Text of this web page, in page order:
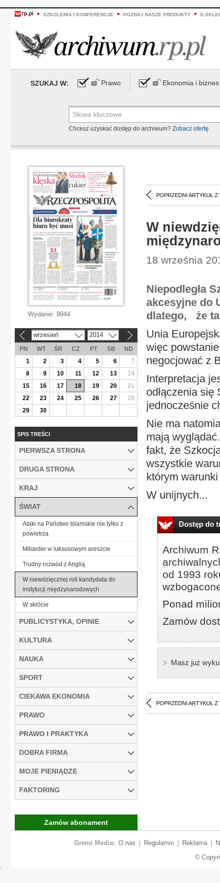
SZKOLENIA I KONFERENCJE POZNAJ NASZE PRODUKTY E-
SZUKAJ W: Prawo Ekonomia i biznes
Chcesz uzyskać dostęp do archiwum? Zobacz ofertę
POPRZEDNI ARTYKUŁ Z
W
18 września
Niepodległa
akcesyjne do
dlatego, że
Unia
więc
negocjować z
Interpretacja
odłączenia
jednocześnie
Nie ma
mają
fakt, że
wszystkie
którym
W unijnych...
Dostęp do
Archiwum
od 1993
Ponad
Zamów
Masz już
POPRZEDNI ARTYKUŁ Z
Wydanie: 9944
wrzesień 2014
PN WT ŚR CZ PT SB
ND
1
2 3 4 5 6
7
8
9 10 11 12 13
14
15
16 17 18 19 20
21
22
23 24 25 26 27
28
29
30
SPIS TREŚCI
PIERWSZA STRONA
DRUGA STRONA
KRAJ
ŚWIAT
Ataki na Państwo Islamskie nie tylko z
powietrza
Miliarder w luksusowym areszcie
Trudny rozwód z Anglią
W niewdzięcznej roli kandydata do
instytucji międzynarodowych
W skrócie
PUBLICYSTYKA, OPINIE
KULTURA
NAUKA
SPORT
CIEKAWA EKONOMIA
PRAWO
PRAWO I PRAKTYKA
DOBRA FIRMA
MOJE PIENIĄDZE
FAKTORING
Zamów abonament
Gremi Media: O nas Regulamin Reklama
©